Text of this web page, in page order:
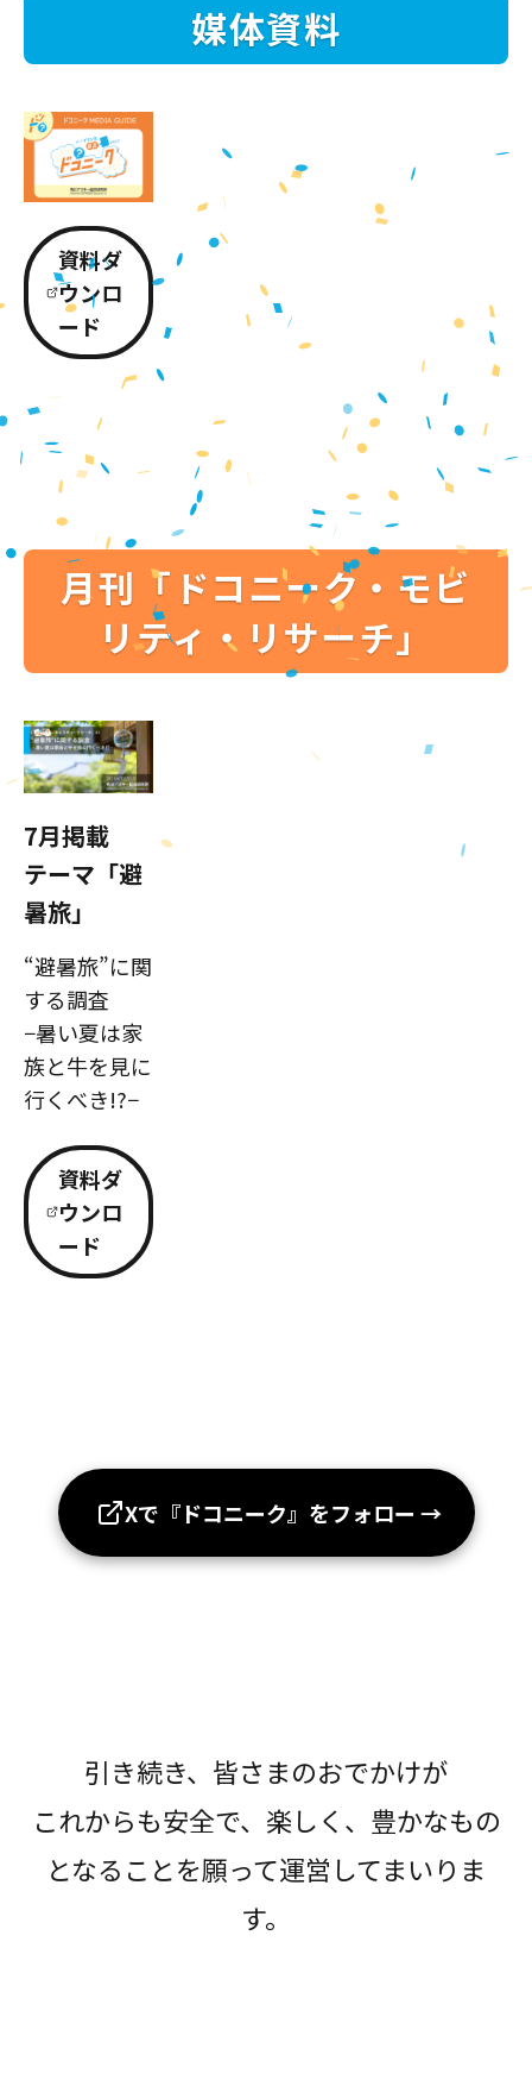
媒体資料
資料ダ
ウンロ
ード
月刊「ドコニーク・モビ
リティ・リサーチ」
7月掲載
テーマ「避
暑旅」
“避暑旅”に関
する調査
−暑い夏は家
族と牛を見に
行くべき!?−
資料ダ
ウンロ
ード
Xで『ドコニーク』をフォロー →
引き続き、皆さまのおでかけが
これからも安全で、楽しく、豊かなもの
となることを願って運営してまいりま
す。